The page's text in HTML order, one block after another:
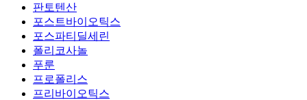
판토텐산
포스트바이오틱스
포스파티딜세린
폴리코사놀
푸룬
프로폴리스
프리바이오틱스